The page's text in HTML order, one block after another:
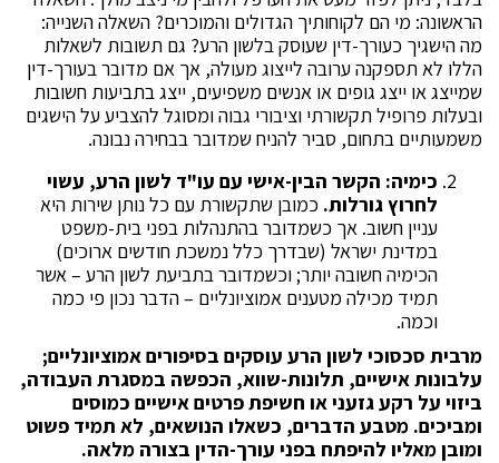
הראשונה: מי הם לקוחותיך הגדולים והמוכרים? השאלה השנייה:
מה הישגיך כעורך-דין שעוסק בלשון הרע? גם תשובות לשאלות
הללו לא תספקנה ערובה לייצוג מעולה, אך אם מדובר בעורך-דין
שמייצג או ייצג גופים או אנשים משפיעים, ייצג בתביעות חשובות
ובעלות פרופיל תקשורתי וציבורי גבוה ומסוגל להצביע על הישגים
משמעותיים בתחום, סביר להניח שמדובר בבחירה נבונה.
כימיה: הקשר הבין-אישי עם עו"ד לשון הרע, עשוי
לחרוץ גורלות. כמובן שתקשורת עם כל נותן שירות היא
עניין חשוב. אך כשמדובר בהתנהלות בפני בית-משפט
במדינת ישראל (שבדרך כלל נמשכת חודשים ארוכים)
הכימיה חשובה יותר; וכשמדובר בתביעת לשון הרע – אשר
תמיד מכילה מטענים אמוציונליים – הדבר נכון פי כמה
וכמה.
מרבית סכסוכי לשון הרע עוסקים בסיפורים אמוציונליים;
עלבונות אישיים, תלונות-שווא, הכפשה במסגרת העבודה,
ביזוי על רקע גזעני או חשיפת פרטים אישיים כמוסים
ומביכים. מטבע הדברים, כשאלו הנושאים, לא תמיד פשוט
ומובן מאליו להיפתח בפני עורך-הדין בצורה מלאה.